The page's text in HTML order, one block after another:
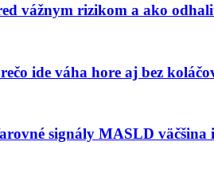
vážnym rizikom a ako
ide váha hore aj bez
signály MASLD väčšina